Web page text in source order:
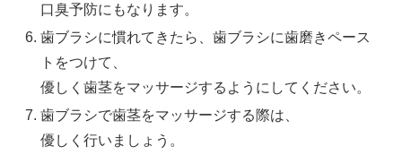
口臭予防にもなります。
歯ブラシに慣れてきたら、歯ブラシに歯磨きペース
トをつけて、
優しく歯茎をマッサージするようにしてください。
歯ブラシで歯茎をマッサージする際は、
優しく行いましょう。